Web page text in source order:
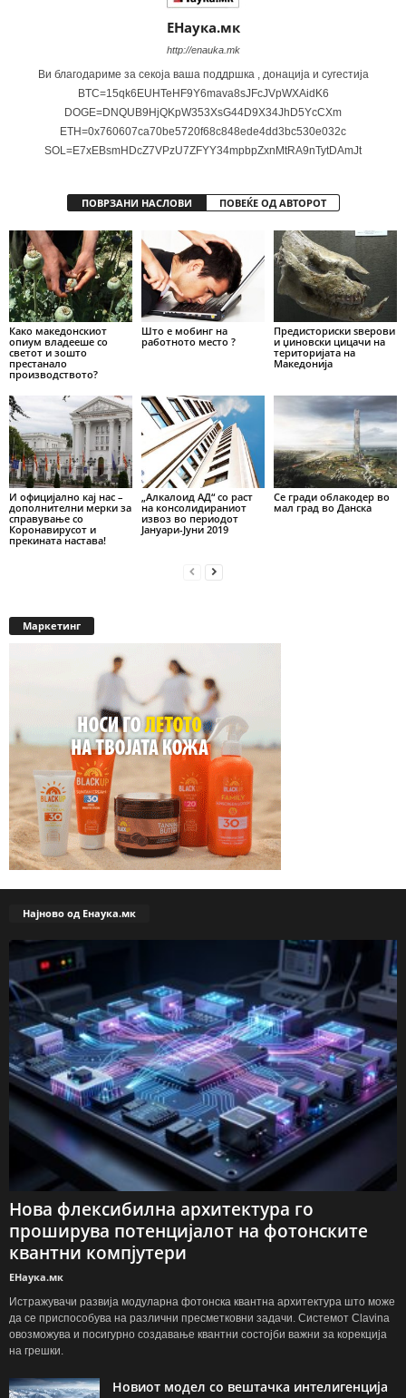
ЕНаука.мк
http://enauka.mk
Ви благодариме за секоја ваша поддршка , донација и сугестија
BTC=15qk6EUHTeHF9Y6mava8sJFcJVpWXAidK6
DOGE=DNQUB9HjQKpW353XsG44D9X34JhD5YcCXm
ETH=0x760607ca70be5720f68c848ede4dd3bc530e032c
SOL=E7xEBsmHDcZ7VPzU7ZFYY34mpbpZxnMtRA9nTytDAmJt
ПОВРЗАНИ НАСЛОВИ ПОВЕЌЕ ОД АВТОРОТ
Како македонскиот
опиум владееше со
светот и зошто
престанало
производството?
Што е мобинг на
работното место ?
Предисториски ѕверови
и џиновски цицачи на
територијата на
Македонија
И официјално кај нас –
дополнителни мерки за
справување со
Коронавирусот и
прекината настава!
„Алкалоид АД“ со раст
на консолидираниот
извоз во периодот
Јануари-Јуни 2019
Се гради облакодер во
мал град во Данска
Маркетинг
Најново од Енаука.мк
Нова флексибилна архитектура го
проширува потенцијалот на фотонските
квантни компјутери
ЕНаука.мк
Истражувачи развија модуларна фотонска квантна архитектура што може
да се приспособува на различни пресметковни задачи. Системот Clavina
овозможува и посигурно создавање квантни состојби важни за корекција
на грешки.
Новиот модел со вештачка интелигенција